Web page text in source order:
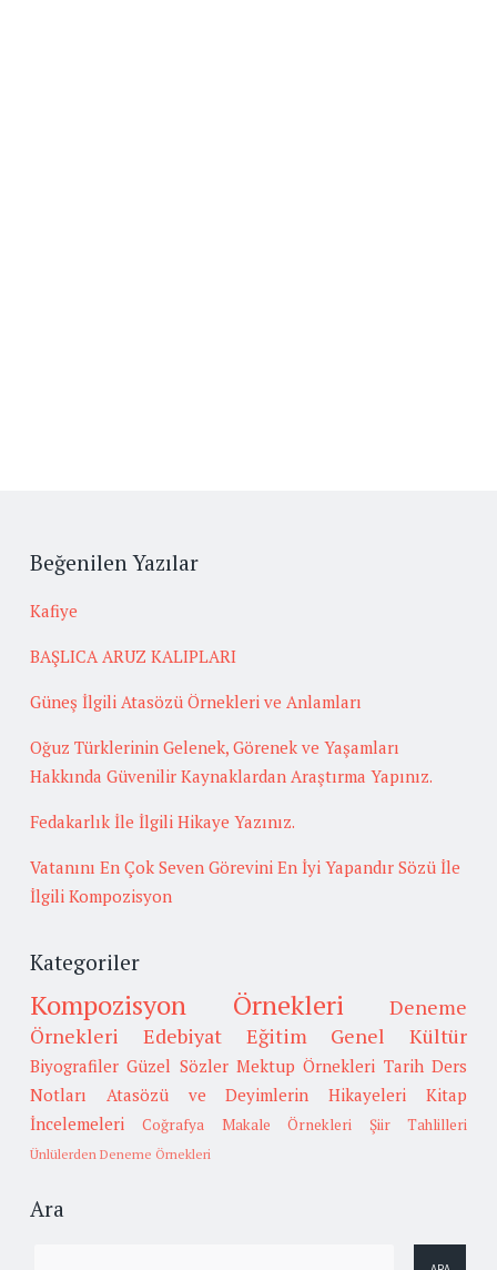
Beğenilen Yazılar
Kafiye
BAŞLICA ARUZ KALIPLARI
Güneş İlgili Atasözü Örnekleri ve Anlamları
Oğuz Türklerinin Gelenek, Görenek ve Yaşamları
Hakkında Güvenilir Kaynaklardan Araştırma Yapınız.
Fedakarlık İle İlgili Hikaye Yazınız.
Vatanını En Çok Seven Görevini En İyi Yapandır Sözü İle
İlgili Kompozisyon
Kategoriler
Kompozisyon Örnekleri
Deneme
Örnekleri
Edebiyat Eğitim Genel Kültür
Biyografiler Güzel Sözler Mektup Örnekleri Tarih Ders
Notları
Atasözü ve Deyimlerin Hikayeleri
Kitap
İncelemeleri
Coğrafya Makale Örnekleri Şiir Tahlilleri
Ünlülerden Deneme Örnekleri
Ara